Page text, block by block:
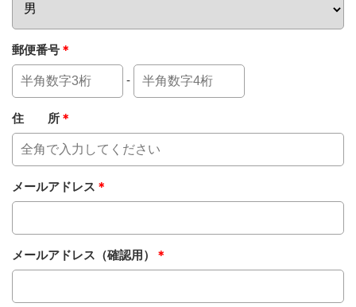
郵便番号 ＊
-
住 所 ＊
メールアドレス ＊
メールアドレス（確認用） ＊